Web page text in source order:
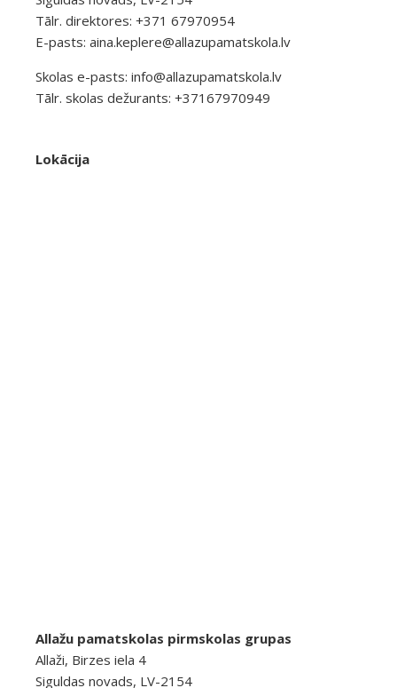
Tālr. direktores: +371 67970954
E-pasts: aina.keplere@allazupamatskola.lv
Skolas e-pasts: info@allazupamatskola.lv
Tālr. skolas dežurants: +37167970949
Lokācija
Allažu pamatskolas pirmskolas grupas
Allaži, Birzes iela 4
Siguldas novads, LV-2154